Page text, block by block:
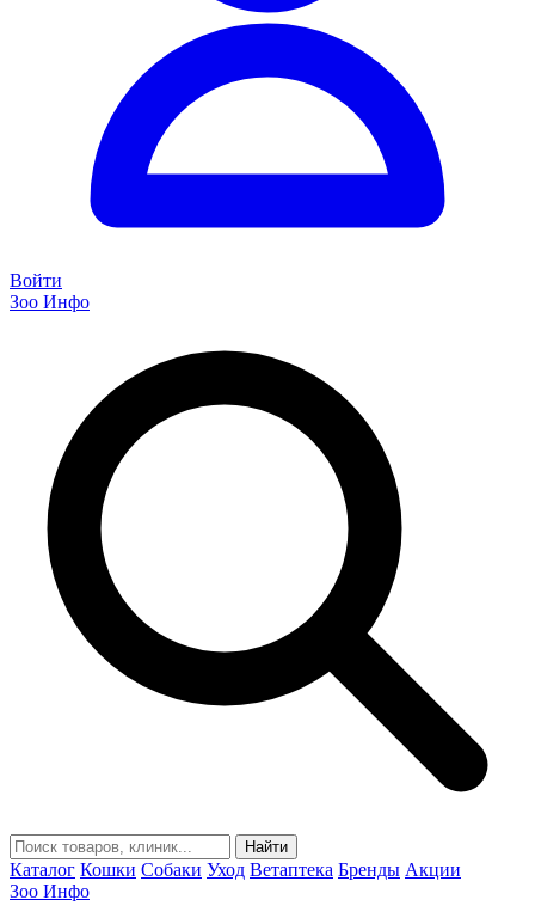
Войти
Зоо Инфо
Найти
Каталог Кошки Собаки Уход Ветаптека Бренды Акции
Зоо Инфо